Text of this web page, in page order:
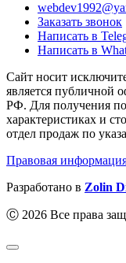
Заказать звонок
Написать в
Написать в
Сайт носит
является публичной
РФ. Для получения
характеристиках и
отдел продаж по
Правовая
Разработано в Zolin
Ⓒ 2026 Все права